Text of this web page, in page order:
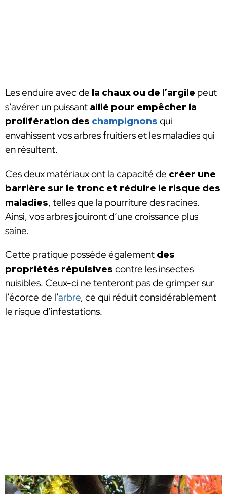
Les enduire avec de la chaux ou de l’argile peut
s’avérer un puissant allié pour empêcher la
prolifération des champignons qui
envahissent vos arbres fruitiers et les maladies qui
en résultent.
Ces deux matériaux ont la capacité de créer une
barrière sur le tronc et réduire le risque des
maladies, telles que la pourriture des racines.
Ainsi, vos arbres jouiront d’une croissance plus
saine.
Cette pratique possède également des
propriétés répulsives contre les insectes
nuisibles. Ceux-ci ne tenteront pas de grimper sur
l’écorce de l’arbre, ce qui réduit considérablement
le risque d’infestations.